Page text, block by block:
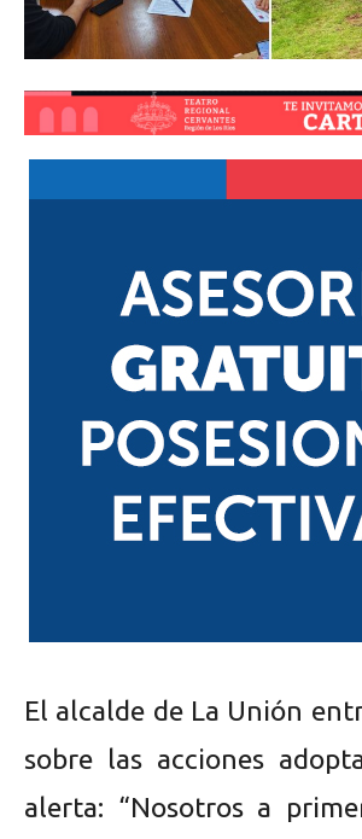
El alcalde de La Unión
sobre las acciones
alerta: “Nosotros a